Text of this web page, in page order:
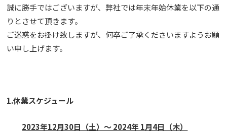
誠に勝手ではございますが、弊社では年末年始休業を以下の通
りとさせて頂きます。
ご迷惑をお掛け致しますが、何卒ご了承くださいますようお願
い申し上げます。
1.休業スケジュール
2023年12月30日（土）～ 2024年 1月4日（木）